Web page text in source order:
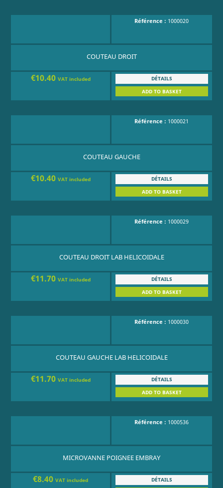
Référence : 1000020
COUTEAU DROIT
€10.40 VAT included
DÉTAILS
ADD TO BASKET
Référence : 1000021
COUTEAU GAUCHE
€10.40 VAT included
DÉTAILS
ADD TO BASKET
Référence : 1000029
COUTEAU DROIT LAB HELICOIDALE
€11.70 VAT included
DÉTAILS
ADD TO BASKET
Référence : 1000030
COUTEAU GAUCHE LAB HELICOIDALE
€11.70 VAT included
DÉTAILS
ADD TO BASKET
Référence : 1000536
MICROVANNE POIGNEE EMBRAY
€8.40VAT included
DÉTAILS